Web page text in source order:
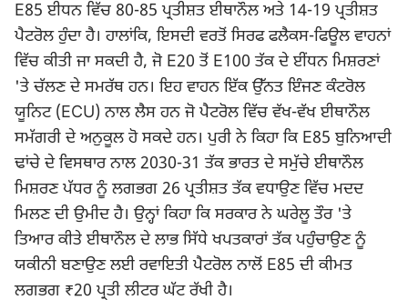
E85 ਈਧਨ ਵਿੱਚ 80-85 ਪ੍ਰਤੀਸ਼ਤ ਈਥਾਨੌਲ ਅਤੇ 14-19 ਪ੍ਰਤੀਸ਼ਤ
ਪੈਟਰੋਲ ਹੁੰਦਾ ਹੈ। ਹਾਲਾਂਕਿ, ਇਸਦੀ ਵਰਤੋਂ ਸਿਰਫ ਫਲੈਕਸ-ਫਿਊਲ ਵਾਹਨਾਂ
ਵਿੱਚ ਕੀਤੀ ਜਾ ਸਕਦੀ ਹੈ, ਜੋ E20 ਤੋਂ E100 ਤੱਕ ਦੇ ਈਂਧਨ ਮਿਸ਼ਰਣਾਂ
'ਤੇ ਚੱਲਣ ਦੇ ਸਮਰੱਥ ਹਨ। ਇਹ ਵਾਹਨ ਇੱਕ ਉੱਨਤ ਇੰਜਣ ਕੰਟਰੋਲ
ਯੂਨਿਟ (ECU) ਨਾਲ ਲੈਸ ਹਨ ਜੋ ਪੈਟਰੋਲ ਵਿੱਚ ਵੱਖ-ਵੱਖ ਈਥਾਨੌਲ
ਸਮੱਗਰੀ ਦੇ ਅਨੁਕੂਲ ਹੋ ਸਕਦੇ ਹਨ। ਪੁਰੀ ਨੇ ਕਿਹਾ ਕਿ E85 ਬੁਨਿਆਦੀ
ਢਾਂਚੇ ਦੇ ਵਿਸਥਾਰ ਨਾਲ 2030-31 ਤੱਕ ਭਾਰਤ ਦੇ ਸਮੁੱਚੇ ਈਥਾਨੌਲ
ਮਿਸ਼ਰਣ ਪੱਧਰ ਨੂੰ ਲਗਭਗ 26 ਪ੍ਰਤੀਸ਼ਤ ਤੱਕ ਵਧਾਉਣ ਵਿੱਚ ਮਦਦ
ਮਿਲਣ ਦੀ ਉਮੀਦ ਹੈ। ਉਨ੍ਹਾਂ ਕਿਹਾ ਕਿ ਸਰਕਾਰ ਨੇ ਘਰੇਲੂ ਤੌਰ 'ਤੇ
ਤਿਆਰ ਕੀਤੇ ਈਥਾਨੌਲ ਦੇ ਲਾਭ ਸਿੱਧੇ ਖਪਤਕਾਰਾਂ ਤੱਕ ਪਹੁੰਚਾਉਣ ਨੂੰ
ਯਕੀਨੀ ਬਣਾਉਣ ਲਈ ਰਵਾਇਤੀ ਪੈਟਰੋਲ ਨਾਲੋਂ E85 ਦੀ ਕੀਮਤ
ਲਗਭਗ ₹20 ਪ੍ਰਤੀ ਲੀਟਰ ਘੱਟ ਰੱਖੀ ਹੈ।